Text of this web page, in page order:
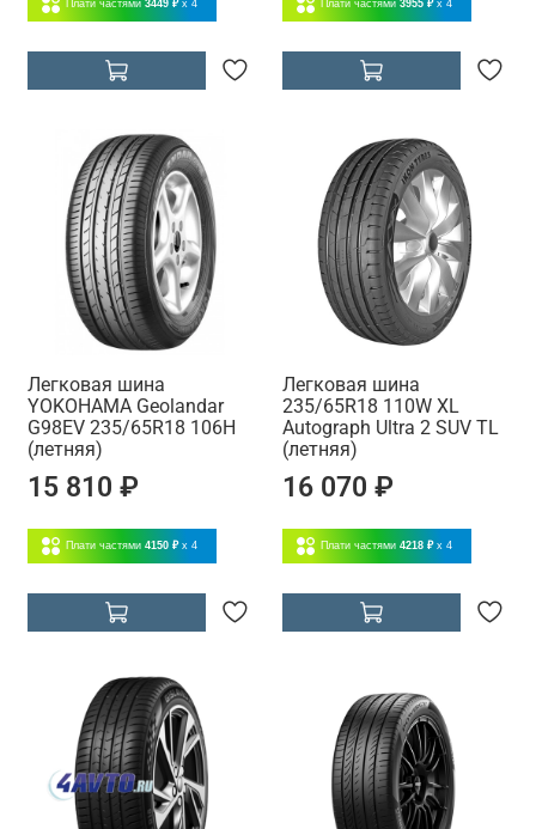
Плати частями 3449 ₽ x 4 Плати частями 3955 ₽ x 4
Легковая шина
YOKOHAMA Geolandar
G98EV 235/65R18 106H
(летняя)
15 810 ₽
Плати частями 4150 ₽ x 4
Легковая шина
235/65R18 110W XL
Autograph Ultra 2 SUV TL
(летняя)
16 070 ₽
Плати частями 4218 ₽ x 4